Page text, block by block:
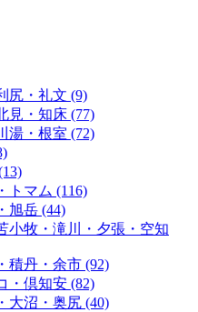
尻・礼文 (9)
見・知床 (77)
湯・根室 (72)
トマム (116)
旭岳 (44)
小牧・滝川・夕張・空知
積丹・余市 (92)
・倶知安 (82)
大沼・奥尻 (40)